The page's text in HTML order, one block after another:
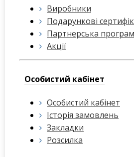
Виробники
Подарункові
Партнерська
Акції
Особистий кабінет
Особистий кабінет
Історія замовлень
Закладки
Розсилка